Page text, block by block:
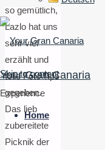
Your Gran Canaria
Experience
Skip to content
Home
so gemütlich,
Lazlo hat uns
sehr viel
erzählt und
tolle Foto Tips
gegeben.
Das lieb
zubereitete
Picknik der